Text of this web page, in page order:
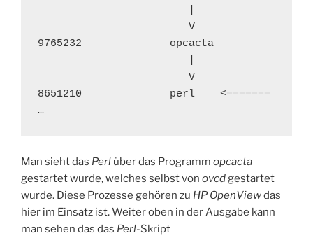
V
9765232              opcacta
V
8651210              perl    <=======
…
Man sieht das Perl über das Programm opcacta
gestartet wurde, welches selbst von ovcdgestartet
wurde. Diese Prozesse gehören zu HP OpenViewdas
hier im Einsatz ist. Weiter oben in der Ausgabe kann
man sehen das das Perl-Skript